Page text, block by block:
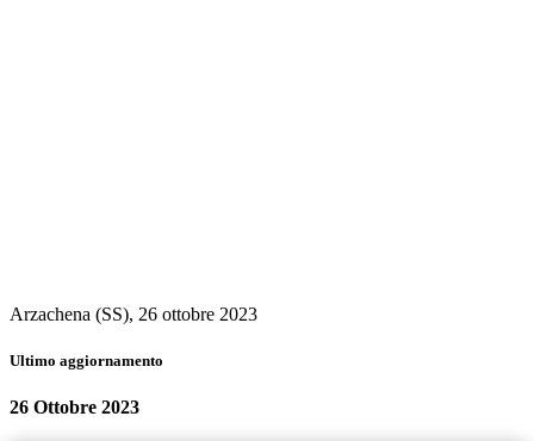
Arzachena (SS), 26 ottobre 2023
Ultimo aggiornamento
26 Ottobre 2023